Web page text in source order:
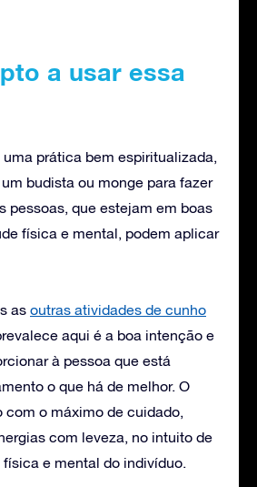
a usar essa
uma prática bem espiritualizada,
budista ou monge para fazer
pessoas, que estejam em boas
física e mental, podem aplicar
as outras atividades de cunho
aqui é a boa intenção e
à pessoa que está
o que há de melhor. O
com o máximo de cuidado,
com leveza, no intuito de
física e mental do indivíduo.